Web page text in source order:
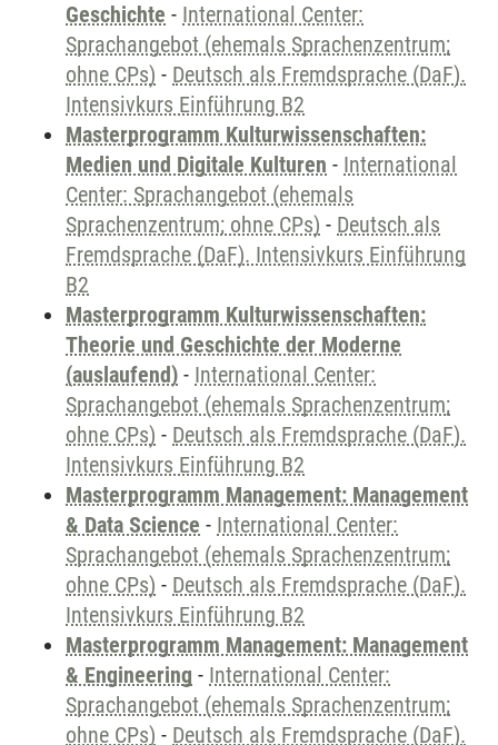
Geschichte - International Center:
Sprachangebot (ehemals Sprachenzentrum;
ohne CPs) - Deutsch als Fremdsprache (DaF).
Intensivkurs Einführung B2
Masterprogramm Kulturwissenschaften:
Medien und Digitale Kulturen - International
Center: Sprachangebot (ehemals
Sprachenzentrum; ohne CPs) - Deutsch als
Fremdsprache (DaF). Intensivkurs Einführung
B2
Masterprogramm Kulturwissenschaften:
Theorie und Geschichte der Moderne
(auslaufend) - International Center:
Sprachangebot (ehemals Sprachenzentrum;
ohne CPs) - Deutsch als Fremdsprache (DaF).
Intensivkurs Einführung B2
Masterprogramm Management: Management
& Data Science - International Center:
Sprachangebot (ehemals Sprachenzentrum;
ohne CPs) - Deutsch als Fremdsprache (DaF).
Intensivkurs Einführung B2
Masterprogramm Management: Management
& Engineering - International Center:
Sprachangebot (ehemals Sprachenzentrum;
ohne CPs) - Deutsch als Fremdsprache (DaF).